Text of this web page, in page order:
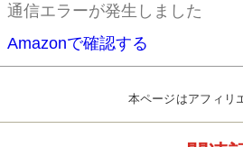
通信エラーが発生しました
Amazonで確認する
本ページはアフィリ